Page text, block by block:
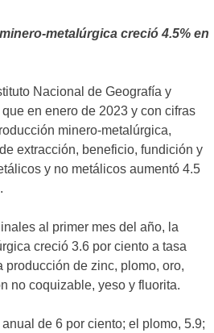
metalúrgica creció 4.5% en
Nacional de Geografía y
en enero de 2023 y con cifras
minero-metalúrgica,
extracción, beneficio, fundición y
y no metálicos aumentó 4.5
al primer mes del año, la
creció 3.6 por ciento a tasa
de zinc, plomo, oro,
no coquizable, yeso y fluorita.
de 6 por ciento; el plomo, 5.9;